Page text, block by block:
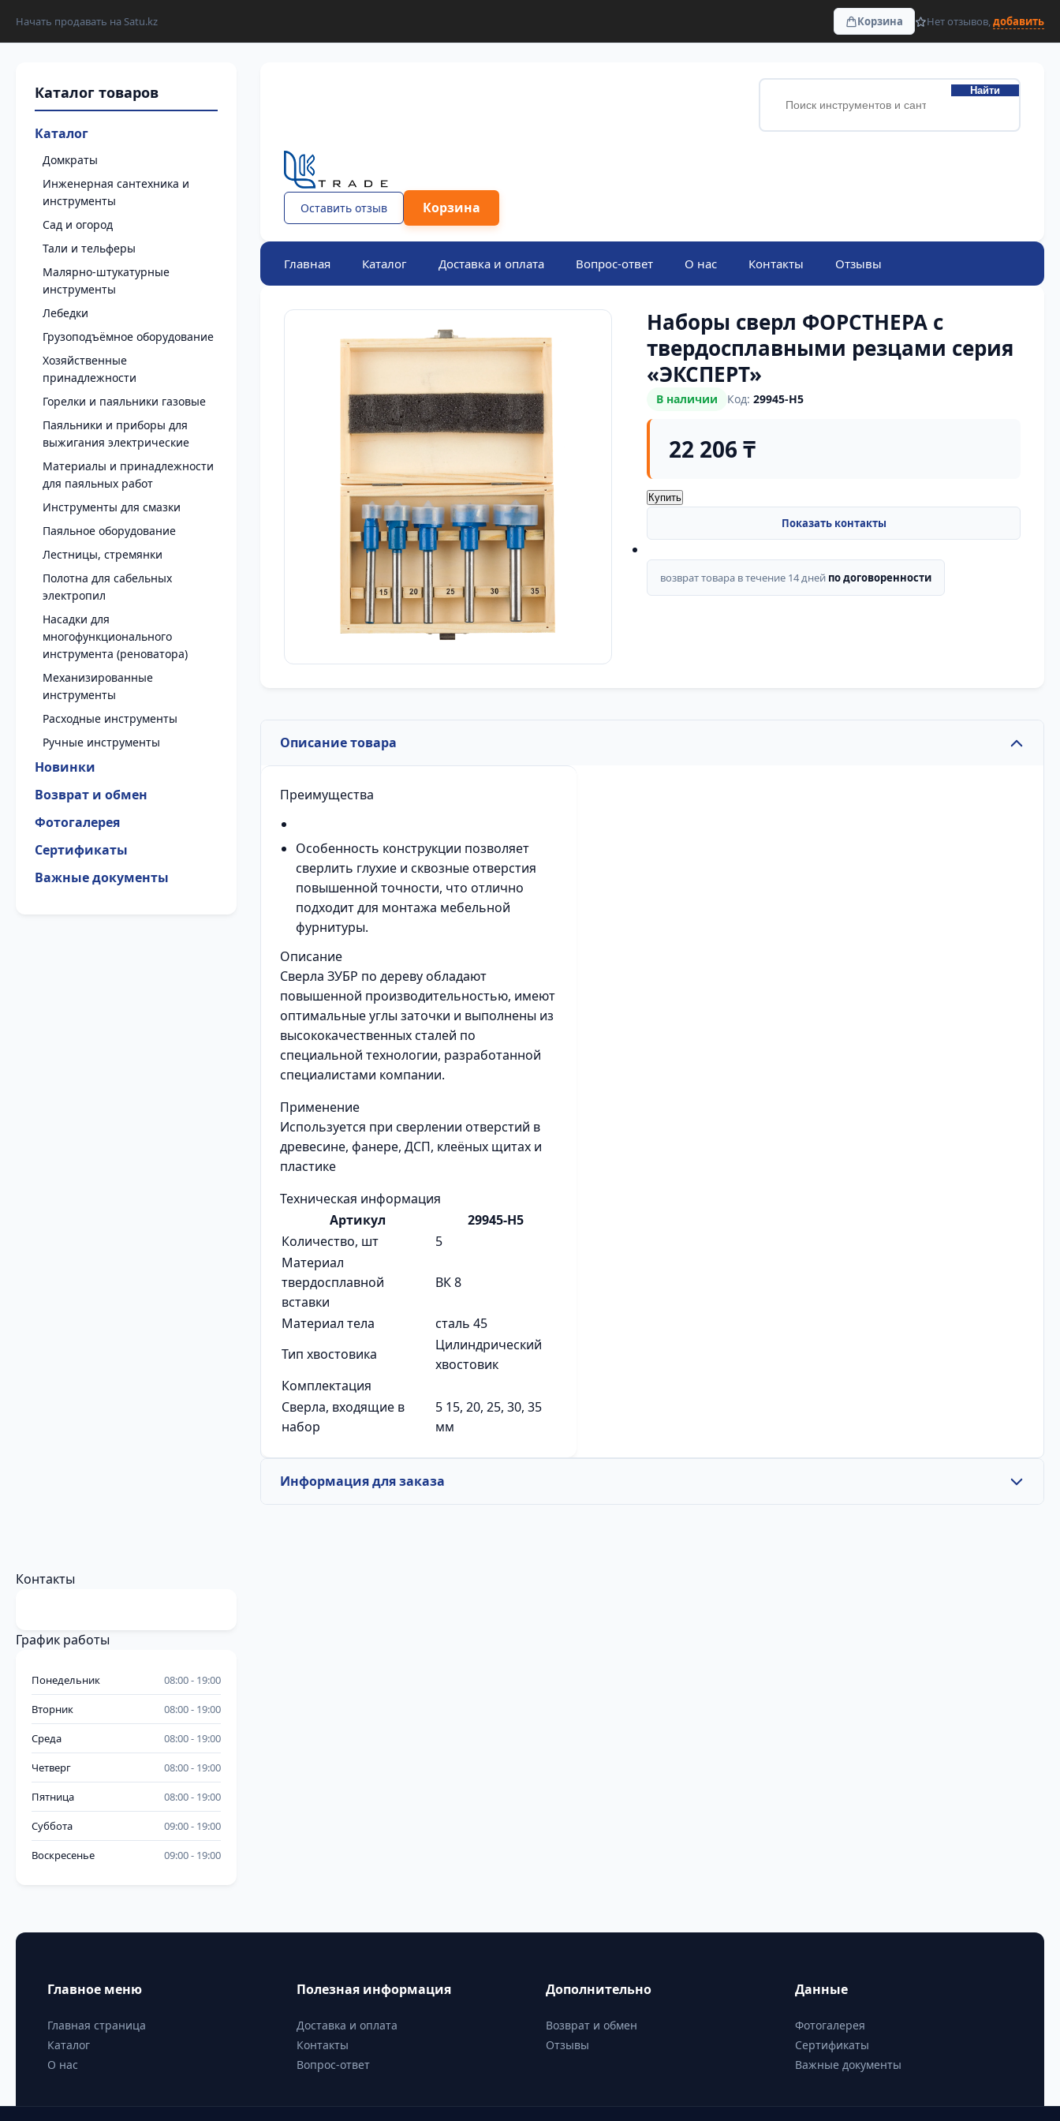
Начать продавать на Satu.kz Корзина Нет отзывов,добавить
Каталог
Домкраты
Инженерная сантехника и
инструменты
Сад и огород
Тали и тельферы
Малярно-штукатурные
инструменты
Лебедки
Грузоподъёмное оборудование
Хозяйственные
принадлежности
Горелки и паяльники газовые
Паяльники и приборы для
выжигания электрические
Материалы и принадлежности
для паяльных работ
Инструменты для смазки
Паяльное оборудование
Лестницы, стремянки
Полотна для сабельных
электропил
Насадки для
многофункционального
инструмента (реноватора)
Механизированные
инструменты
Расходные инструменты
Ручные инструменты
Новинки
Возврат и обмен
Фотогалерея
Сертификаты
Важные документы
Найти
Оставить отзыв Корзина
Главная Каталог Доставка и оплата Вопрос-ответ О нас Контакты Отзывы
Наборы сверл ФОРСТНЕРА с
твердосплавными резцами серия
«ЭКСПЕРТ»
В наличии Код:29945-H5
22 206 ₸
Купить
возврат товара в течение 14 дней по договоренности
Описание товара
Преимущества
Особенность конструкции позволяет
сверлить глухие и сквозные отверстия
повышенной точности, что отлично
подходит для монтажа мебельной
фурнитуры.
Описание
Сверла ЗУБР по дереву обладают
повышенной производительностью, имеют
оптимальные углы заточки и выполнены из
высококачественных сталей по
специальной технологии, разработанной
специалистами компании.
Применение
Используется при сверлении отверстий в
древесине, фанере, ДСП, клеёных щитах и
пластике
Техническая информация
Артикул
29945-H5
Количество, шт
5
Материал
твердосплавной
вставки
ВК 8
Материал тела
сталь 45
Тип хвостовика
Цилиндрический
хвостовик
Комплектация
Сверла, входящие в
набор
5 15, 20, 25, 30, 35
мм
Информация для заказа
Контакты
График работы
Понедельник 08:00 19:00
Вторник 08:00 19:00
Среда 08:00 19:00
Четверг 08:00 19:00
Пятница 08:00 19:00
Суббота 09:00 19:00
Воскресенье 09:00 19:00
Главное меню
Главная страница
Каталог
О нас
Полезная информация
Доставка и оплата
Контакты
Вопрос-ответ
Дополнительно
Возврат и обмен
Отзывы
Данные
Фотогалерея
Сертификаты
Важные документы